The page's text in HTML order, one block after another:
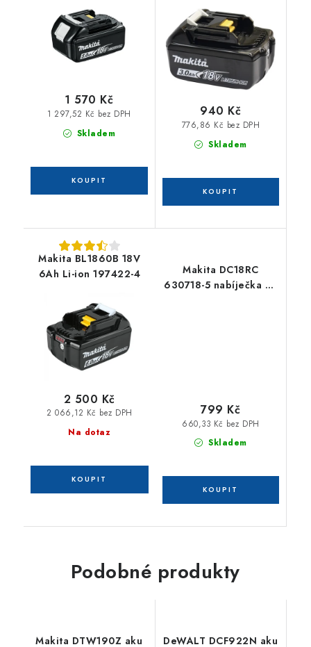
Skladem
1 297,52 Kč bez DPH
1 570 Kč
Skladem
776,86 Kč bez DPH
940 Kč
Makita BL1860B 18V
6Ah Li-ion 197422-4
Na dotaz
2 066,12 Kč bez DPH
2 500 Kč
Makita DC18RC
630718-5 nabíječka Li-
Skladem
660,33 Kč bez DPH
799 Kč
Podobné produkty
Makita DTW190Z aku DeWALT DCF922N aku